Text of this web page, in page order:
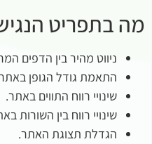
מה בתפריט
ניווט מהיר בין הדפים
התאמת גודל הגופן
שינויי רווח התווים באתר.
שינויי רווח בין השורות
הגדלת תצוגת האתר.